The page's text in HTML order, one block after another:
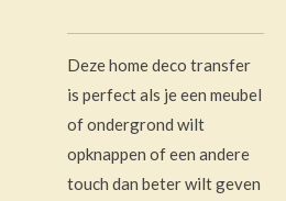
Deze home deco transfer
is perfect als je een meubel
of ondergrond wilt
opknappen of een andere
touch dan beter wilt geven